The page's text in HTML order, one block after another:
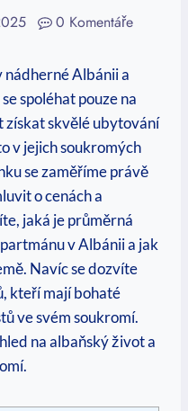
0 Komentáře
nádherné Albánii a
spoléhat pouze na
získat skvělé ubytování
v jejich soukromých
se zaměříme právě
o cenách a
jaká je průměrná
v Albánii a jak
Navíc se dozvíte
kteří mají bohaté
ve svém soukromí.
na albaňský ⁣život a